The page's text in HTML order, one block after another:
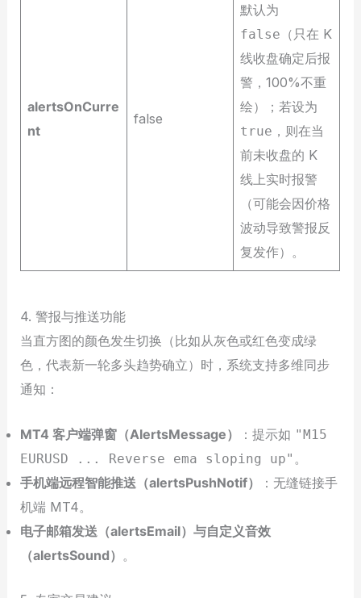
alertsOnCurre
nt
false
默认为
false （只在 K
线收盘确定后报
警，100%不重
绘）；若设为
true ，则在当
前未收盘的 K
线上实时报警
（可能会因价格
波动导致警报反
复发作）。
4. 警报与推送功能
当直方图的颜色发生切换（比如从灰色或红色变成绿
色，代表新一轮多头趋势确立）时，系统支持多维同步
通知：
MT4 客户端弹窗（AlertsMessage） ：提示如 "M15
EURUSD ... Reverse ema sloping up" 。
手机端远程智能推送（alertsPushNotif）
：无缝链接手
机端 MT4。
电子邮箱发送（alertsEmail）与自定义音效
（alertsSound） 。